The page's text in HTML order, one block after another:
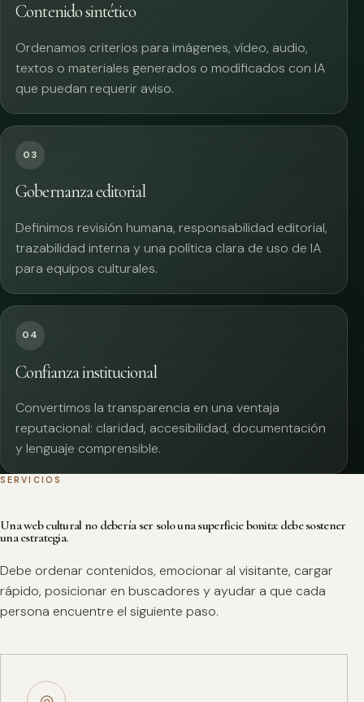
Contenido sintético
Ordenamos criterios para imágenes, vídeo, audio,
textos o materiales generados o modificados con IA
que puedan requerir aviso.
03
Gobernanza editorial
Definimos revisión humana, responsabilidad editorial,
trazabilidad interna y una política clara de uso de IA
para equipos culturales.
04
Confianza institucional
Convertimos la transparencia en una ventaja
reputacional: claridad, accesibilidad, documentación
y lenguaje comprensible.
SERVICIOS
Una web cultural no debería ser solo una superficie bonita: debe sostener
una estrategia.
Debe ordenar contenidos, emocionar al visitante, cargar
rápido, posicionar en buscadores y ayudar a que cada
persona encuentre el siguiente paso.